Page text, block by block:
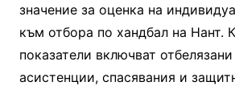
значение за оценка на
към отбора по хандбал на Нант.
показатели включват
асистенции, спасявания и